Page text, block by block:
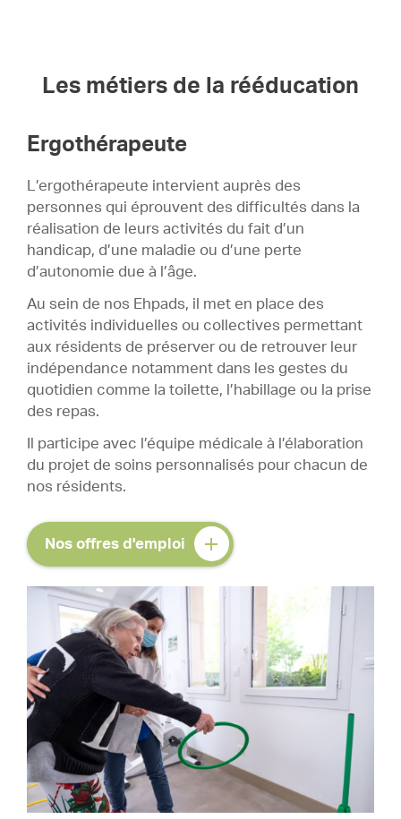
Les métiers de la rééducation
Ergothérapeute
L’ergothérapeute intervient auprès des
personnes qui éprouvent des difficultés dans la
réalisation de leurs activités du fait d’un
handicap, d’une maladie ou d’une perte
d’autonomie due à l’âge.
Au sein de nos Ehpads, il met en place des
activités individuelles ou collectives permettant
aux résidents de préserver ou de retrouver leur
indépendance notamment dans les gestes du
quotidien comme la toilette, l’habillage ou la prise
des repas.
Il participe avec l’équipe médicale à l’élaboration
du projet de soins personnalisés pour chacun de
nos résidents.
Nos offres d'emploi